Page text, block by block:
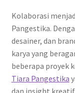
Kolaborasi
Pangestika.
desainer, dan
karya yang
beberapa proyek
Tiara Pangestika